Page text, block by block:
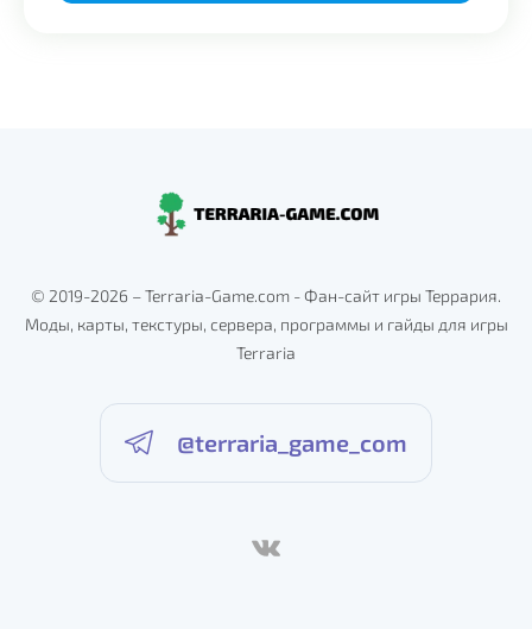
© 2019-2026 – Terraria-Game.com - Фан-сайт игры Террария.
Моды, карты, текстуры, сервера, программы и гайды для игры
Terraria
@terraria_game_com